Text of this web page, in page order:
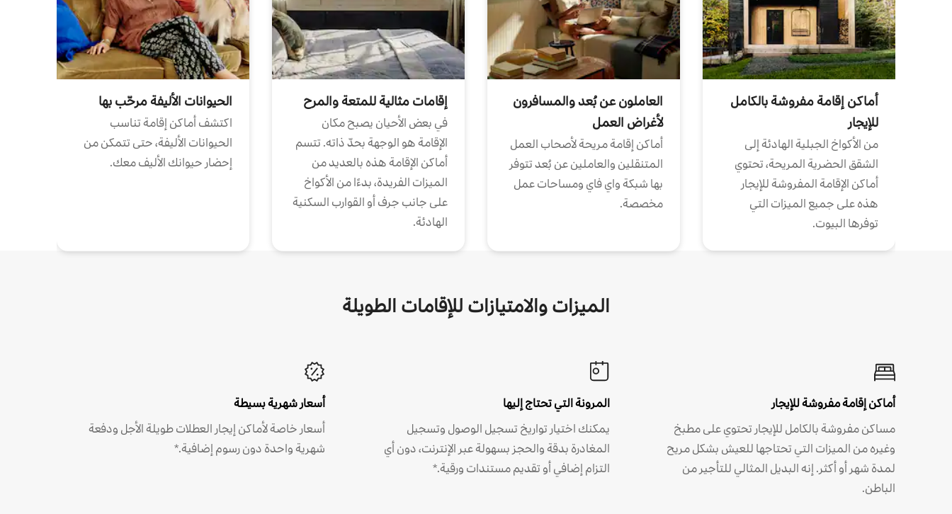
أماكن إقامة مفروشة بالكامل
للإيجار
من الأكواخ الجبلية الهادئة إلى
الشقق الحضرية المريحة، تحتوي
أماكن الإقامة المفروشة للإيجار
هذه على جميع الميزات التي
توفرها البيوت.
العاملون عن بُعد والمسافرون
لأغراض العمل
أماكن إقامة مريحة لأصحاب العمل
المتنقلين والعاملين عن بُعد تتوفر
بها شبكة واي فاي ومساحات عمل
مخصصة.
إقامات مثالية للمتعة والمرح
في بعض الأحيان يصبح مكان
الإقامة هو الوجهة بحدّ ذاته. تتسم
أماكن الإقامة هذه بالعديد من
الميزات الفريدة، بدءًا من الأكواخ
على جانب جرف أو القوارب السكنية
الهادئة.
الحيوانات الأليفة مرحّب بها
اكتشف أماكن إقامة تناسب
الحيوانات الأليفة، حتى تتمكن من
إحضار حيوانك الأليف معك.
الميزات والامتيازات للإقامات الطويلة
أماكن إقامة مفروشة للإيجار
مساكن مفروشة بالكامل للإيجار تحتوي على مطبخ
وغيره من الميزات التي تحتاجها للعيش بشكل مريح
لمدة شهر أو أكثر. إنه البديل المثالي للتأجير من
الباطن.
المرونة التي تحتاج إليها
يمكنك اختيار تواريخ تسجيل الوصول وتسجيل
المغادرة بدقة والحجز بسهولة عبر الإنترنت، دون أي
التزام إضافي أو تقديم مستندات ورقية.*
أسعار شهرية بسيطة
أسعار خاصة لأماكن إيجار العطلات طويلة الأجل ودفعة
شهرية واحدة دون رسوم إضافية.*